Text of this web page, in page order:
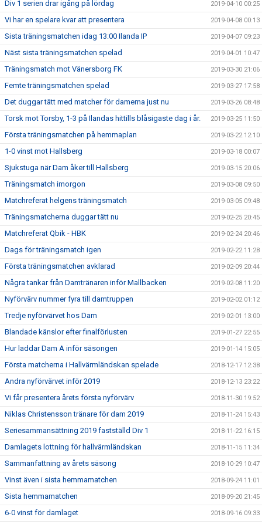
Div 1 serien drar igång på lördag 2019-04-10 00:25
Vi har en spelare kvar att presentera 2019-04-08 00:13
Sista träningsmatchen idag 13:00 Ilanda IP 2019-04-07 09:23
Näst sista träningsmatchen spelad 2019-04-01 10:47
Träningsmatch mot Vänersborg FK 2019-03-30 21:06
Femte träningsmatchen spelad 2019-03-27 17:58
Det duggar tätt med matcher för damerna just nu 2019-03-26 08:48
Torsk mot Torsby, 1-3 på Ilandas hittills blåsigaste dag i år. 2019-03-25 11:50
Första träningsmatchen på hemmaplan 2019-03-22 12:10
1-0 vinst mot Hallsberg 2019-03-18 00:07
Sjukstuga när Dam åker till Hallsberg 2019-03-15 20:06
Träningsmatch imorgon 2019-03-08 09:50
Matchreferat helgens träningsmatch 2019-03-05 09:48
Träningsmatcherna duggar tätt nu 2019-02-25 20:45
Matchreferat Qbik - HBK 2019-02-24 20:46
Dags för träningsmatch igen 2019-02-22 11:28
Första träningsmatchen avklarad 2019-02-09 20:44
Några tankar från Damtränaren inför Mallbacken 2019-02-08 11:20
Nyförvärv nummer fyra till damtruppen 2019-02-02 01:12
Tredje nyförvärvet hos Dam 2019-02-01 13:00
Blandade känslor efter finalförlusten 2019-01-27 22:55
Hur laddar Dam A inför säsongen 2019-01-14 15:05
Första matcherna i Hallvärmländskan spelade 2018-12-17 12:38
Andra nyförvärvet inför 2019 2018-12-13 23:22
Vi får presentera årets första nyförvärv 2018-11-30 19:52
Niklas Christensson tränare för dam 2019 2018-11-24 15:43
Seriesammansättning 2019 fastställd Div 1 2018-11-22 16:15
Damlagets lottning för hallvärmländskan 2018-11-15 11:34
Sammanfattning av årets säsong 2018-10-29 10:47
Vinst även i sista hemmamatchen 2018-09-24 11:01
Sista hemmamatchen 2018-09-20 21:45
6-0 vinst för damlaget 2018-09-16 09:33